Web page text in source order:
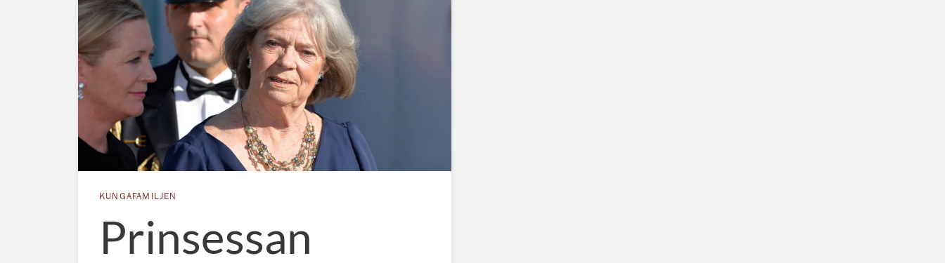
KUNGAFAMILJEN
Prinsessan